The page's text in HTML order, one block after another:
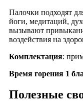
Палочки подходят
йоги, медитаций,
вызывают
воздействия на
Комплектация:
Время горения 1
Полезные